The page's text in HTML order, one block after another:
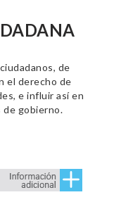
de
el derecho de
e influir así en
de gobierno.